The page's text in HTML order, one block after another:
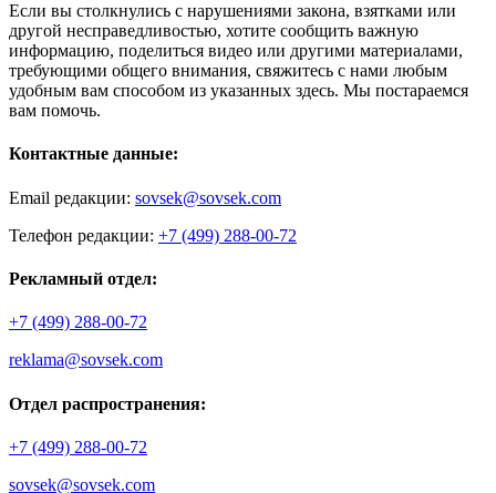
Если вы столкнулись с нарушениями закона, взятками или
другой несправедливостью, хотите сообщить важную
информацию, поделиться видео или другими материалами,
требующими общего внимания, свяжитесь с нами любым
удобным вам способом из указанных здесь. Мы постараемся
вам помочь.
Контактные данные:
Email редакции: sovsek@sovsek.com
Телефон редакции: +7 (499) 288-00-72
Рекламный отдел:
+7 (499) 288-00-72
reklama@sovsek.com
Отдел распространения:
+7 (499) 288-00-72
sovsek@sovsek.com